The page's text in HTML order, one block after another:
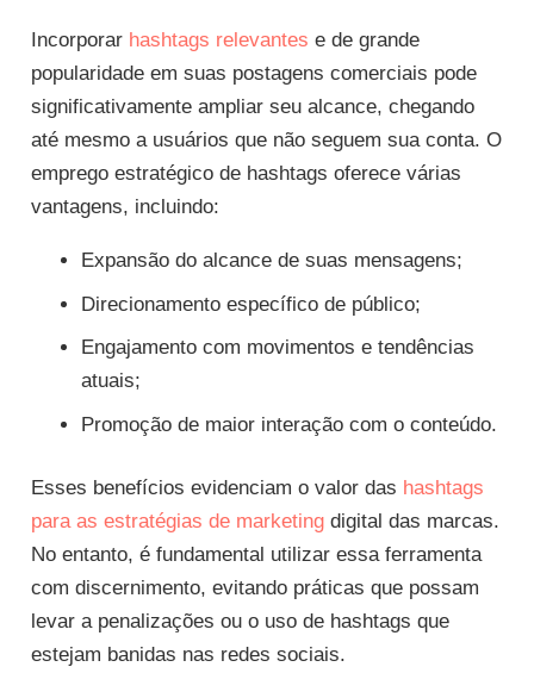
Incorporar hashtags relevantes e de grande
popularidade em suas postagens comerciais pode
significativamente ampliar seu alcance, chegando
até mesmo a usuários que não seguem sua conta. O
emprego estratégico de hashtags oferece várias
vantagens, incluindo:
Expansão do alcance de suas mensagens;
Direcionamento específico de público;
Engajamento com movimentos e tendências
atuais;
Promoção de maior interação com o conteúdo.
Esses benefícios evidenciam o valor das hashtags
para as estratégias de marketingdigital das marcas.
No entanto, é fundamental utilizar essa ferramenta
com discernimento, evitando práticas que possam
levar a penalizações ou o uso de hashtags que
estejam banidas nas redes sociais.